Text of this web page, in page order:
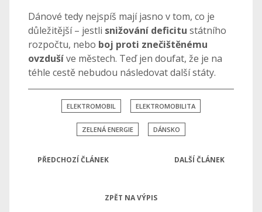
Dánové tedy nejspíš mají jasno v tom, co je
důležitější – jestli snižování deficitu státního
rozpočtu, nebo boj proti znečištěnému
ovzdušíve městech. Teď jen doufat, že je na
téhle cestě nebudou následovat další státy.
ELEKTROMOBIL ELEKTROMOBILITA
ZELENÁ ENERGIE DÁNSKO
PŘEDCHOZÍ ČLÁNEK DALŠÍ ČLÁNEK
ZPĚT NA VÝPIS